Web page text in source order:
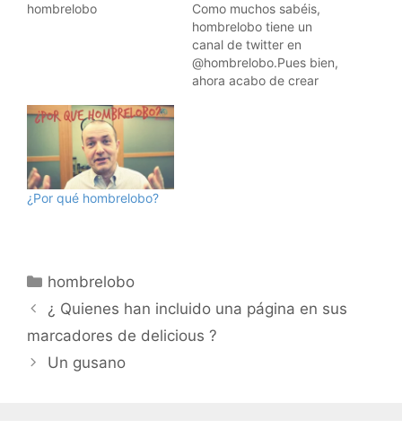
hombrelobo
Como muchos sabéis,
hombrelobo tiene un
canal de twitter en
@hombrelobo.Pues bien,
ahora acabo de crear
¿Por qué hombrelobo?
Categorías
hombrelobo
¿ Quienes han incluido una página en sus
marcadores de delicious ?
Un gusano